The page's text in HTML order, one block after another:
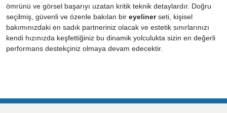
ömrünü ve görsel başarıyı uzatan kritik teknik detaylardır. Doğru
seçilmiş, güvenli ve özenle bakılan bir eyelinerseti, kişisel
bakımınızdaki en sadık partneriniz olacak ve estetik sınırlarınızı
kendi hızınızda keşfettiğiniz bu dinamik yolculukta sizin en değerli
performans destekçiniz olmaya devam edecektir.